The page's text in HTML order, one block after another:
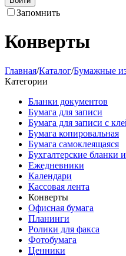
Запомнить
Конверты
Главная/Каталог/Бумажные
Категории
Бланки документов
Бумага для записи
Бумага для записи с
Бумага копировальная
Бумага самоклеящаяся
Бухгалтерские бланки
Ежедневники
Календари
Кассовая лента
Конверты
Офисная бумага
Планинги
Ролики для факса
Фотобумага
Ценники